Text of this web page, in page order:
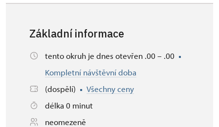
Základní informace
tento okruh je dnes otevřen .00 – .00
Kompletní návštěvní doba
(dospělí)
Všechny ceny
délka 0 minut
neomezeně